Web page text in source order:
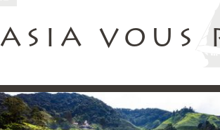
ASIA VOUS